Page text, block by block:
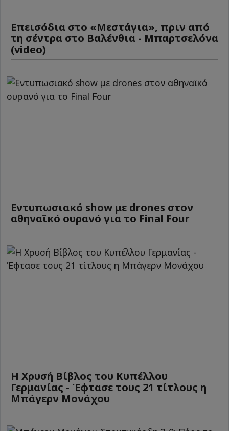
Επεισόδια στο «Μεστάγια», πριν από
τη σέντρα στο Βαλένθια - Μπαρτσελόνα
(video)
Εντυπωσιακό show με drones στον
αθηναϊκό ουρανό για το Final Four
Η Χρυσή Βίβλος του Κυπέλλου
Γερμανίας - Έφτασε τους 21 τίτλους η
Μπάγερν Μονάχου